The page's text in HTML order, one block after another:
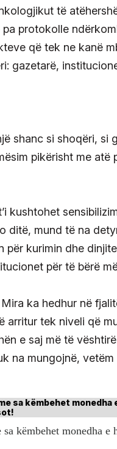
të
protokolle
që tek ne kanë
gazetarë,
shanc si shoqëri, si
pikërisht me
kushtohet
ditë, mund të na
për kurimin dhe
për të bërë
ka hedhur në
arritur tek niveli që
e saj më të
na mungojnë,
sa këmbehet monedha e